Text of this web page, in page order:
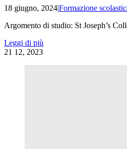
18 giugno, 2024|Formazione
Argomento di studio: St Joseph’s
Leggi di più
21 12, 2023